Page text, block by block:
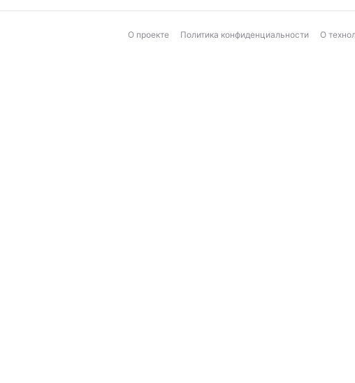
О проекте Политика конфиденциальности О